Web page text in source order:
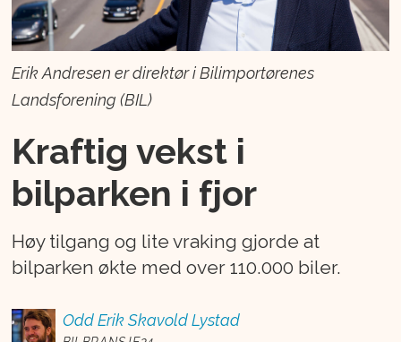
Erik Andresen er direktør i Bilimportørenes
Landsforening (BIL)
Kraftig vekst i
bilparken i fjor
Høy tilgang og lite vraking gjorde at
bilparken økte med over 110.000 biler.
Odd Erik Skavold Lystad